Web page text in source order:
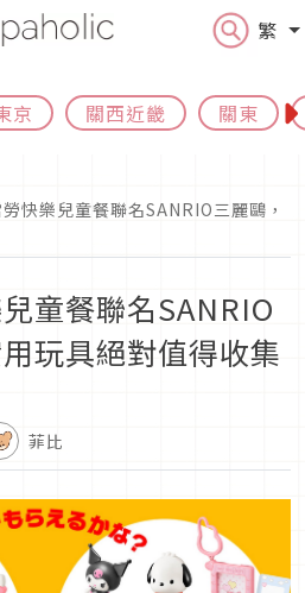
繁
京 關西近畿 關東
快樂兒童餐聯名SANRIO三麗鷗，
童餐聯名SANRIO
玩具絕對值得收集
菲比